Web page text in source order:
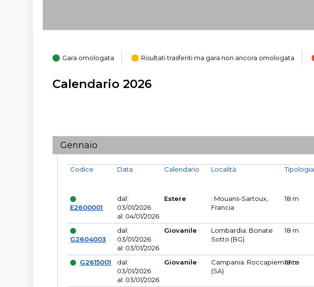
Gara omologata Risultati trasferiti ma gara non ancora omologata
Calendario 2026
Gennaio
Codice
E2600001
Data
dal:
03/01/2026
al: 04/01/2026
Calendario
Estere
Località
: Mouans-Sartoux,
Francia
Tipologia
18 m
G2604003
dal:
03/01/2026
al: 03/01/2026
Giovanile
Lombardia: Bonate
Sotto (BG)
18 m
G2615001
dal:
03/01/2026
al: 03/01/2026
Giovanile
Campania: Roccapiemonte
(SA)
18 m